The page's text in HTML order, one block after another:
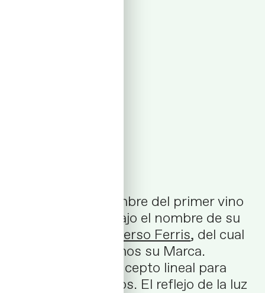
Nanku 22 es el nombre del primer vino
de Rafa Bernabé bajo el nombre de su
Bodega Universo Ferris, del cual
también le diseñamos su Marca.
Planteamos un concepto lineal para
todos sus productos. El reflejo de la luz